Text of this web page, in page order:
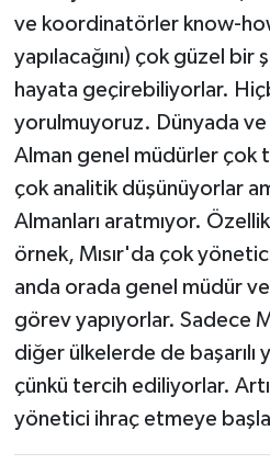
ve koordinatörler know-
yapılacağını) çok güzel
hayata geçirebiliyorlar.
yorulmuyoruz. Dünyada
Alman genel müdürler çok
çok analitik düşünüyorlar
Almanları aratmıyor.
örnek, Mısır'da çok
anda orada genel müdür
görev yapıyorlar. Sadece
diğer ülkelerde de
çünkü tercih ediliyorlar.
yönetici ihraç etmeye